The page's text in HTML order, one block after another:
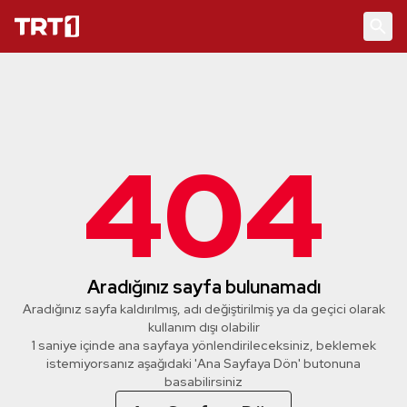
404
Aradığınız sayfa bulunamadı
Aradığınız sayfa kaldırılmış, adı değiştirilmiş ya da geçici olarak
kullanım dışı olabilir
1 saniye içinde ana sayfaya yönlendirileceksiniz, beklemek
istemiyorsanız aşağıdaki 'Ana Sayfaya Dön' butonuna
basabilirsiniz